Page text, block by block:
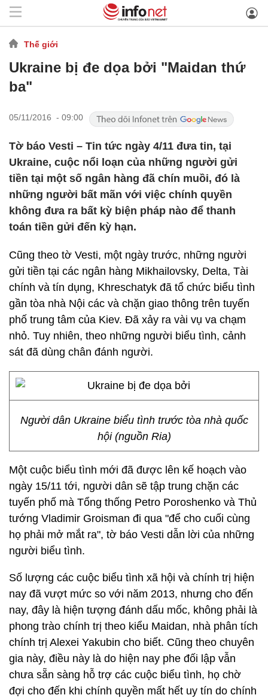
Thế giới
Ukraine bị đe dọa bởi "Maidan thứ
ba"
05/11/2016 - 09:00
Tờ báo Vesti – Tin tức ngày 4/11 đưa tin, tại
Ukraine, cuộc nổi loạn của những người gửi
tiền tại một số ngân hàng đã chín muồi, đó là
những người bất mãn với việc chính quyền
không đưa ra bất kỳ biện pháp nào để thanh
toán tiền gửi đến kỳ hạn.
Cũng theo tờ Vesti, một ngày trước, những người
gửi tiền tại các ngân hàng Mikhailovsky, Delta, Tài
chính và tín dụng, Khreschatyk đã tổ chức biểu tình
gần tòa nhà Nội các và chặn giao thông trên tuyến
phố trung tâm của Kiev. Đã xảy ra vài vụ va chạm
nhỏ. Tuy nhiên, theo những người biểu tình, cảnh
sát đã dùng chân đánh người.
Người dân Ukraine biểu tình trước tòa nhà quốc
hội (nguồn Ria)
Một cuộc biểu tình mới đã được lên kế hoạch vào
ngày 15/11 tới, người dân sẽ tập trung chặn các
tuyến phố mà Tổng thống Petro Poroshenko và Thủ
tướng Vladimir Groisman đi qua "để cho cuối cùng
họ phải mở mắt ra", tờ báo Vesti dẫn lời của những
người biểu tình.
Số lượng các cuộc biểu tình xã hội và chính trị hiện
nay đã vượt mức so với năm 2013, nhưng cho đến
nay, đây là hiện tượng đánh dấu mốc, không phải là
phong trào chính trị theo kiểu Maidan, nhà phân tích
chính trị Alexei Yakubin cho biết. Cũng theo chuyên
gia này, điều này là do hiện nay phe đối lập vẫn
chưa sẵn sàng hỗ trợ các cuộc biểu tình, họ chờ
đợi cho đến khi chính quyền mất hết uy tín do chính